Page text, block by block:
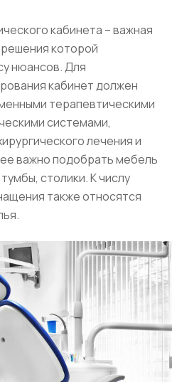
кабинета – важная
которой
нюансов. Для
кабинет должен
терапевтическими
системами,
лечения и
важно подобрать мебель
столики. К числу
также относятся